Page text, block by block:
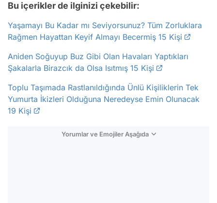
Bu içerikler de ilginizi çekebilir:
Yaşamayı Bu Kadar mı Seviyorsunuz? Tüm Zorluklara
Rağmen Hayattan Keyif Almayı Becermiş 15 Kişi
Aniden Soğuyup Buz Gibi Olan Havaları Yaptıkları
Şakalarla Birazcık da Olsa Isıtmış 15 Kişi
Toplu Taşımada Rastlanıldığında Ünlü Kişiliklerin Tek
Yumurta İkizleri Olduğuna Neredeyse Emin Olunacak
19 Kişi
Yorumlar ve Emojiler Aşağıda